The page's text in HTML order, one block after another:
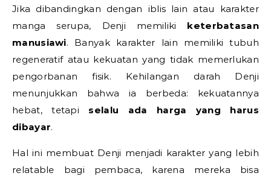
Jika dibandingkan dengan iblis lain atau karakter
manga serupa, Denji memiliki keterbatasan
manusiawi. Banyak karakter lain memiliki tubuh
regeneratif atau kekuatan yang tidak memerlukan
pengorbanan fisik. Kehilangan darah Denji
menunjukkan bahwa ia berbeda: kekuatannya
hebat, tetapi selalu ada harga yang harus
dibayar.
Hal ini membuat Denji menjadi karakter yang lebih
relatable bagi pembaca, karena mereka bisa